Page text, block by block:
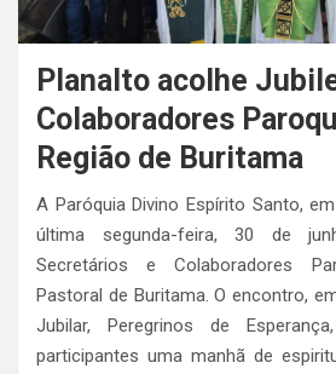
Planalto acolhe
Colaboradores
Região de Buritama
A Paróquia Divino Espírito Santo,
última segunda-feira, 30 de
Secretários e Colaboradores
Pastoral de Buritama. O encontro,
Jubilar, Peregrinos de
participantes uma manhã de